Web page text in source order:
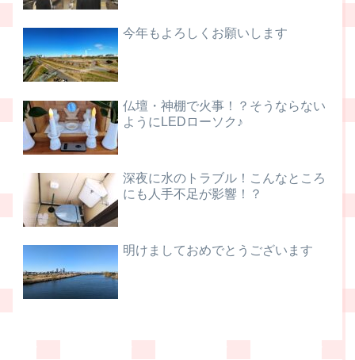
今年もよろしくお願いします
仏壇・神棚で火事！？そうならない
ようにLEDローソク♪
深夜に水のトラブル！こんなところ
にも人手不足が影響！？
明けましておめでとうございます